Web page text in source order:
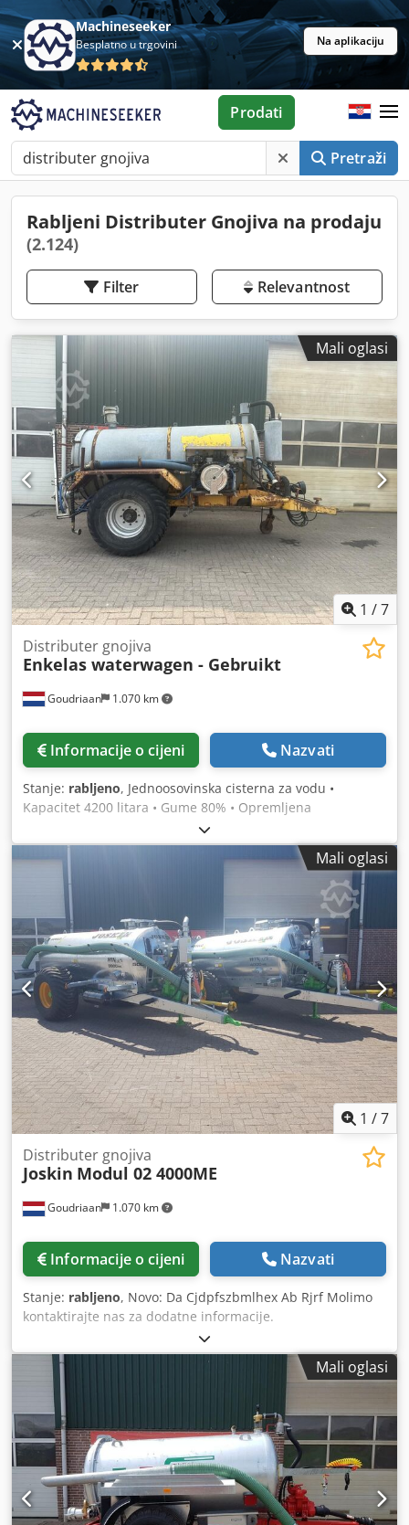
Machineseeker
Besplatno u trgovini Na aplikaciju
Pretraži
Prodati
Rabljeni Distributer Gnojiva na prodaju
(2.124)
Filter Relevantnost
Mali oglasi
1 /7
Goudriaan 1.070 km
Distributer gnojiva
Enkelas waterwagen - Gebruikt
Informacije o cijeni Nazvati
Stanje: rabljeno, Jednoosovinska cisterna za vodu •
Kapacitet 4200 litara • Gume 80% • Opremljena
vakuumskom pumpom Cjdpfezbmlnsx Ab Rsrf • Direktno iz
rada Stanje: Rabljeno
Mali oglasi
1 /7
Goudriaan 1.070 km
Distributer gnojiva
Joskin Modul 02 4000ME
Informacije o cijeni Nazvati
Stanje: rabljeno, Novo: Da Cjdpfszbmlhex Ab Rjrf Molimo
kontaktirajte nas za dodatne informacije.
Mali oglasi